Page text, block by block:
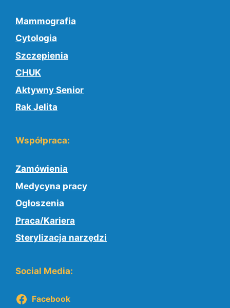
Mammografia
Cytologia
Szczepienia
CHUK
Aktywny Senior
Rak Jelita
Współpraca:
Zamówienia
Medycyna pracy
Ogłoszenia
Praca/Kariera
Sterylizacja narzędzi
Social Media:
Facebook